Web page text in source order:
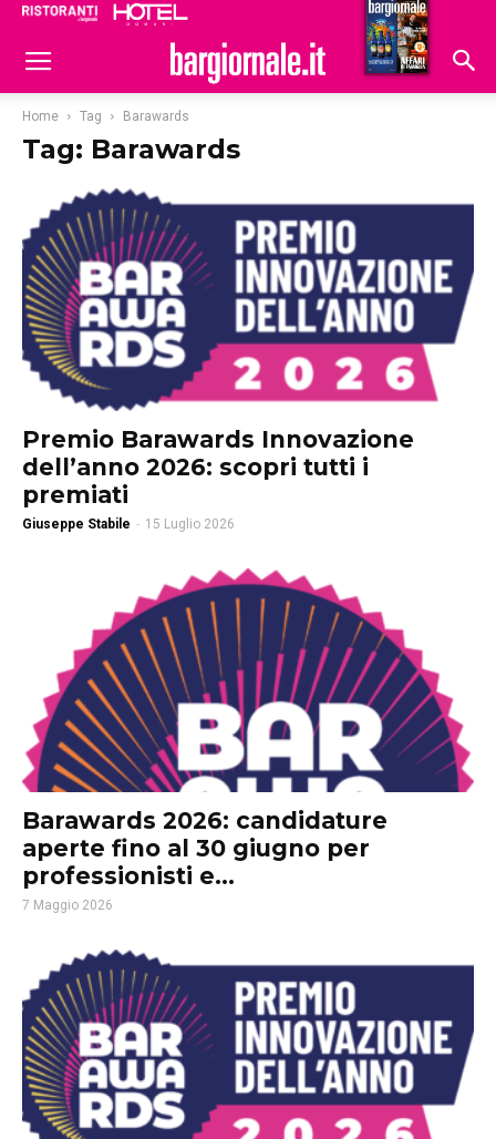
Hoteldomani
Home Tag Barawards
Tag: Barawards
Premio Barawards Innovazione
dell’anno 2026: scopri tutti i
premiati
Giuseppe Stabile - 15 Luglio 2026
Barawards 2026: candidature
aperte fino al 30 giugno per
professionisti e...
7 Maggio 2026